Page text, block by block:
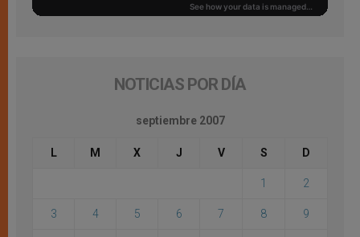
NOTICIAS POR DÍA
septiembre 2007
L M X J V S D
1 2
3 4 5 6 7 8 9